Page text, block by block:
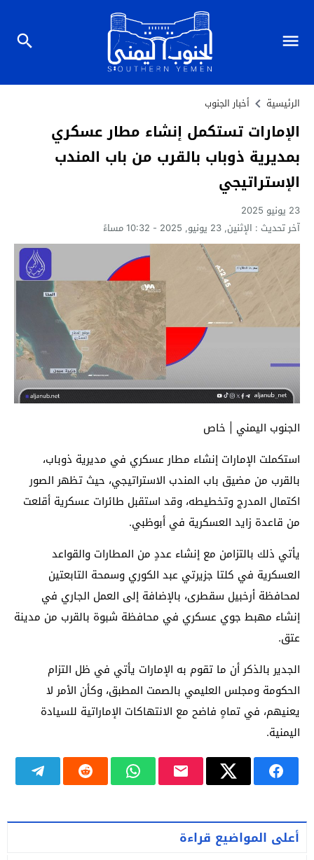
الرئيسية أخبار الجنوب
الإمارات تستكمل إنشاء مطار عسكري
بمديرية ذوباب بالقرب من باب المندب
الإستراتيجي
23 يونيو 2025
آخر تحديث : الإثنين, 23 يونيو, 2025 - 10:32 مساءً
الجنوب اليمني | خاص
استكملت الإمارات إنشاء مطار عسكري في مديرية ذوباب،
بالقرب من مضيق باب المندب الاستراتيجي، حيث تظهر الصور
اكتمال المدرج وتخطيطه، وقد استقبل طائرات عسكرية أقلعت
من قاعدة زايد العسكرية في أبوظبي.
يأتي ذلك بالتزامن مع إنشاء عددٍ من المطارات والقواعد
العسكرية في كلتا جزيرتي عبد الكوري وسمحة التابعتين
لمحافظة أرخبيل سقطرى، بالإضافة إلى العمل الجاري في
إنشاء مهبط جوي عسكري في محافظة شبوة بالقرب من مدينة
عتق.
الجدير بالذكر أن ما تقوم به الإمارات يأتي في ظل التزام
الحكومة ومجلس العليمي بالصمت المطبق، وكأن الأمر لا
يعنيهم، في تماهٍ فاضح مع الانتهاكات الإماراتية للسيادة
اليمنية.
أعلى المواضيع قراءة